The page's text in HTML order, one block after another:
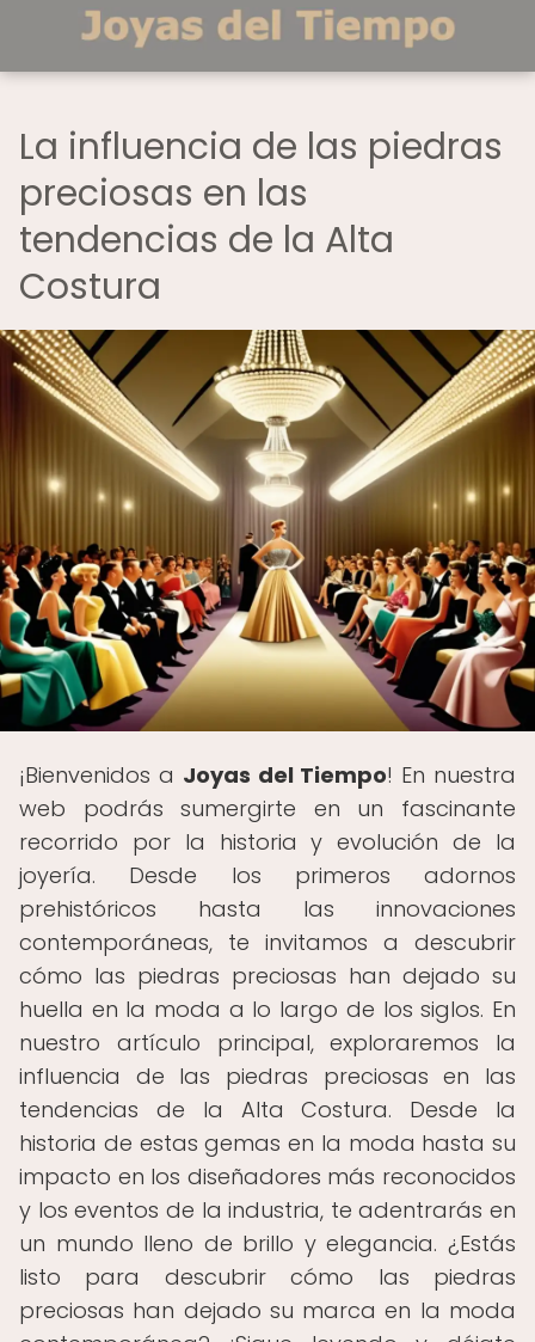
La influencia de las piedras
preciosas en las
tendencias de la Alta
Costura
¡Bienvenidos a Joyas del Tiempo! En nuestra
web podrás sumergirte en un fascinante
recorrido por la historia y evolución de la
joyería. Desde los primeros adornos
prehistóricos hasta las innovaciones
contemporáneas, te invitamos a descubrir
cómo las piedras preciosas han dejado su
huella en la moda a lo largo de los siglos. En
nuestro artículo principal, exploraremos la
influencia de las piedras preciosas en las
tendencias de la Alta Costura. Desde la
historia de estas gemas en la moda hasta su
impacto en los diseñadores más reconocidos
y los eventos de la industria, te adentrarás en
un mundo lleno de brillo y elegancia. ¿Estás
listo para descubrir cómo las piedras
preciosas han dejado su marca en la moda